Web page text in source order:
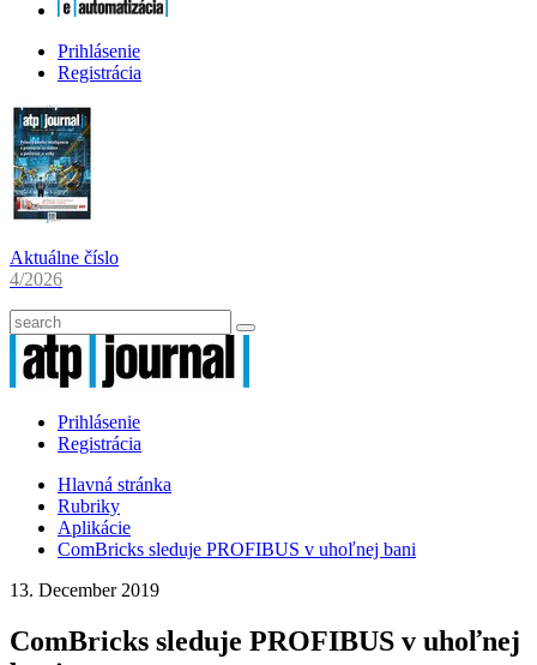
Prihlásenie
Registrácia
Aktuálne číslo
4/2026
Prihlásenie
Registrácia
Hlavná stránka
Rubriky
Aplikácie
ComBricks sleduje PROFIBUS v uhoľnej bani
13. December 2019
ComBricks sleduje PROFIBUS v uhoľnej